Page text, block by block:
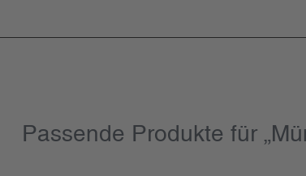
Passende Produkte für